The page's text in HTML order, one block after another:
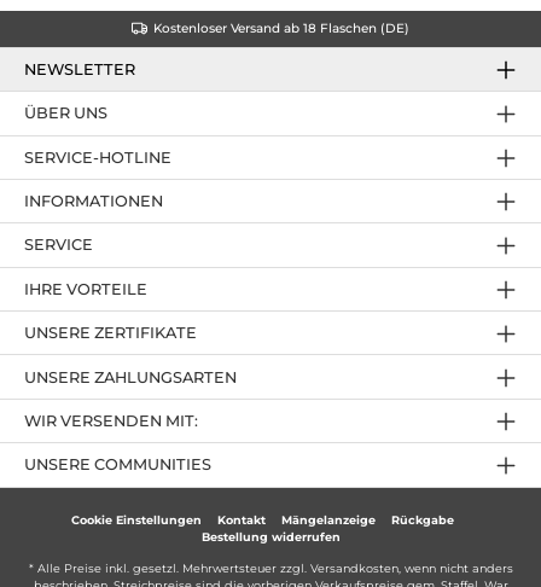
Kostenloser Versand ab 18 Flaschen (DE)
NEWSLETTER
SERVICE-HOTLINE
IHRE VORTEILE
UNSERE ZAHLUNGSARTEN
ÜBER UNS
UNSERE ZERTIFIKATE
INFORMATIONEN
SERVICE
UNSERE COMMUNITIES
WIR VERSENDEN MIT:
Cookie Einstellungen Kontakt Mängelanzeige
Rückgabe
Bestellung widerrufen
* Alle Preise inkl. gesetzl. Mehrwertsteuer zzgl. Versandkosten, wenn nicht anders